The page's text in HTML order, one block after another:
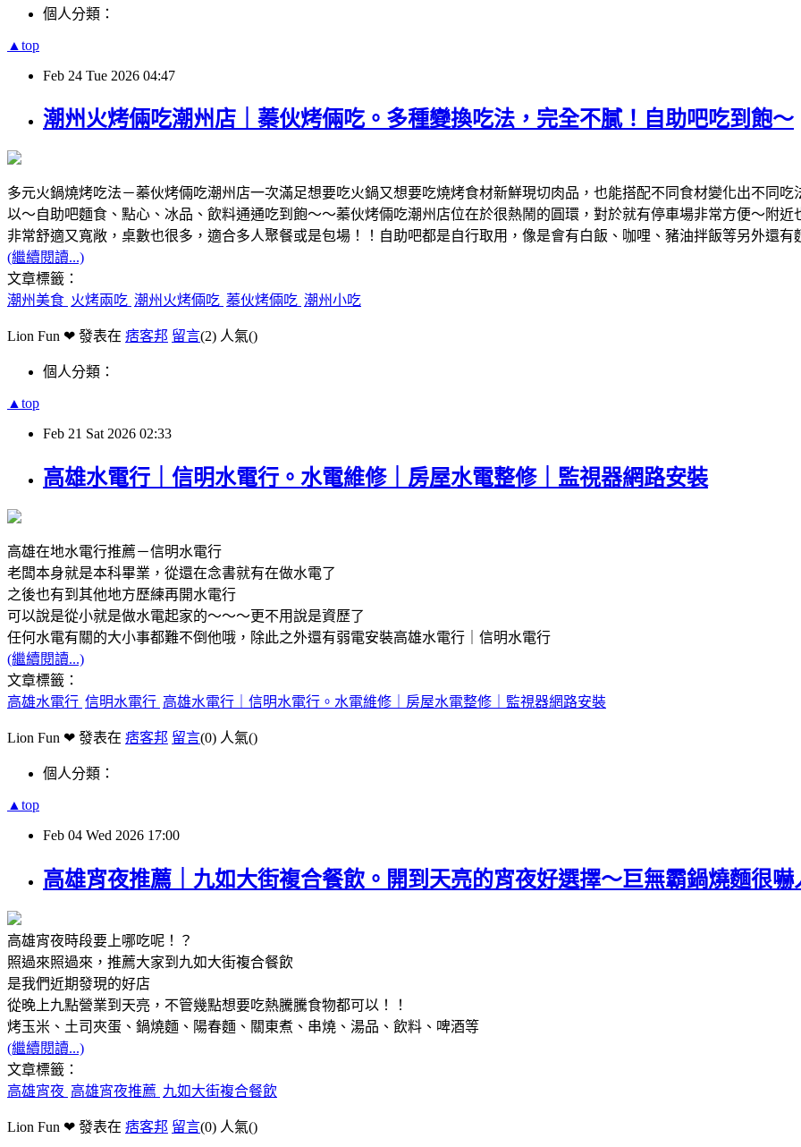
個人分類：
▲top
Feb 24 Tue 2026 04:47
潮州火烤倆吃潮州店｜蓁伙烤倆吃。多種變換吃法，完全不膩！自助吧吃到飽～
多元火鍋燒烤吃法－蓁伙烤倆吃潮州店一次滿足想要吃火鍋又想要吃燒烤食材新鮮現切肉品，也能搭配不同食材變化出不同
以～自助吧麵食、點心、冰品、飲料通通吃到飽～～蓁伙烤倆吃潮州店位在於很熱鬧的圓環，對於就有停車場非常方便～附
非常舒適又寬敞，桌數也很多，適合多人聚餐或是包場！！自助吧都是自行取用，像是會有白飯、咖哩、豬油拌飯等另外還
(繼續閱讀...)
文章標籤：
潮州美食 火烤兩吃 潮州火烤倆吃 蓁伙烤倆吃 潮州小吃
Lion Fun ❤ 發表在 痞客邦 留言(2) 人氣()
個人分類：
▲top
Feb 21 Sat 2026 02:33
高雄水電行｜信明水電行。水電維修｜房屋水電整修｜監視器網路安裝
高雄在地水電行推薦－信明水電行
老闆本身就是本科畢業，從還在念書就有在做水電了
之後也有到其他地方歷練再開水電行
可以說是從小就是做水電起家的～～～更不用說是資歷了
任何水電有關的大小事都難不倒他哦，除此之外還有弱電安裝高雄水電行｜信明水電行
(繼續閱讀...)
文章標籤：
高雄水電行 信明水電行 高雄水電行｜信明水電行。水電維修｜房屋水電整修｜監視器網路安裝
Lion Fun ❤ 發表在 痞客邦 留言(0) 人氣()
個人分類：
▲top
Feb 04 Wed 2026 17:00
高雄宵夜推薦｜九如大街複合餐飲。開到天亮的宵夜好選擇～巨無霸鍋燒麵很嚇
高雄宵夜時段要上哪吃呢！？
照過來照過來，推薦大家到九如大街複合餐飲
是我們近期發現的好店
從晚上九點營業到天亮，不管幾點想要吃熱騰騰食物都可以！！
烤玉米、土司夾蛋、鍋燒麵、陽春麵、關東煮、串燒、湯品、飲料、啤酒等
(繼續閱讀...)
文章標籤：
高雄宵夜 高雄宵夜推薦 九如大街複合餐飲
Lion Fun ❤ 發表在 痞客邦 留言(0) 人氣()